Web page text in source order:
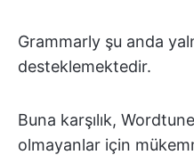
Grammarly şu anda
desteklemektedir.
Buna karşılık,
olmayanlar için